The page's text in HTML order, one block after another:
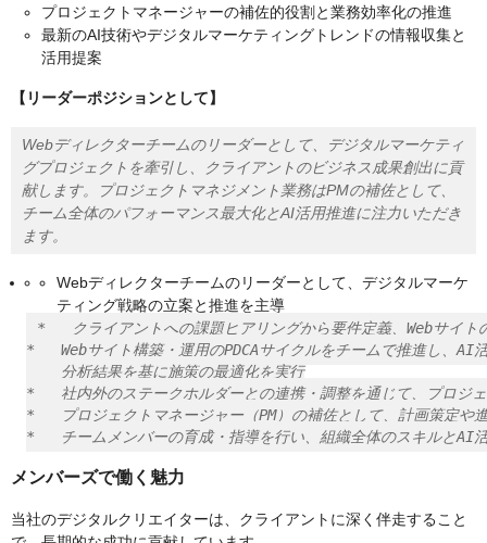
プロジェクトマネージャーの補佐的役割と業務効率化の推進
最新のAI技術やデジタルマーケティングトレンドの情報収集と
活用提案
【リーダーポジションとして】
Webディレクターチームのリーダーとして、デジタルマーケティ
グプロジェクトを牽引し、クライアントのビジネス成果創出に貢
献します。プロジェクトマネジメント業務はPMの補佐として、
チーム全体のパフォーマンス最大化とAI活用推進に注力いただき
ます。
Webディレクターチームのリーダーとして、デジタルマーケ
ティング戦略の立案と推進を主導
*   クライアントへの課題ヒアリングから要件定義、Webサイト
*   Webサイト構築・運用のPDCAサイクルをチームで推進し、
    分析結果を基に施策の最適化を実行
*   社内外のステークホルダーとの連携・調整を通じて、プロジ
*   プロジェクトマネージャー（PM）の補佐として、計画策定や
メンバーズで働く魅力
当社のデジタルクリエイターは、クライアントに深く伴走すること